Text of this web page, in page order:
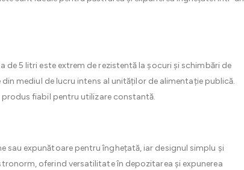
5 litri este extrem de rezistentă la șocuri și schimbări de
mediul de lucru intens al unităților de alimentație publică.
fiabil pentru utilizare constantă.
sau expunătoare pentru înghețată, iar designul simplu și
oferind versatilitate în depozitarea și expunerea